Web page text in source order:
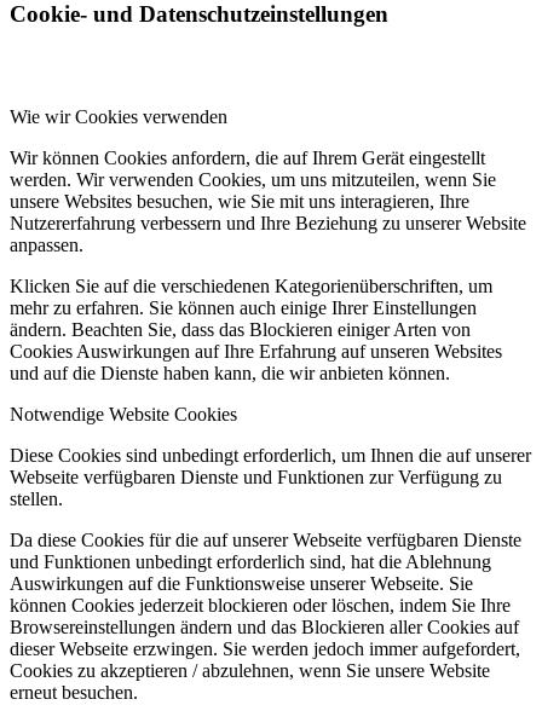
Cookie- und Datenschutzeinstellungen
Wie wir Cookies verwenden
Wir können Cookies anfordern, die auf Ihrem Gerät eingestellt
werden. Wir verwenden Cookies, um uns mitzuteilen, wenn Sie
unsere Websites besuchen, wie Sie mit uns interagieren, Ihre
Nutzererfahrung verbessern und Ihre Beziehung zu unserer Website
anpassen.
Klicken Sie auf die verschiedenen Kategorienüberschriften, um
mehr zu erfahren. Sie können auch einige Ihrer Einstellungen
ändern. Beachten Sie, dass das Blockieren einiger Arten von
Cookies Auswirkungen auf Ihre Erfahrung auf unseren Websites
und auf die Dienste haben kann, die wir anbieten können.
Notwendige Website Cookies
Diese Cookies sind unbedingt erforderlich, um Ihnen die auf unserer
Webseite verfügbaren Dienste und Funktionen zur Verfügung zu
stellen.
Da diese Cookies für die auf unserer Webseite verfügbaren Dienste
und Funktionen unbedingt erforderlich sind, hat die Ablehnung
Auswirkungen auf die Funktionsweise unserer Webseite. Sie
können Cookies jederzeit blockieren oder löschen, indem Sie Ihre
Browsereinstellungen ändern und das Blockieren aller Cookies auf
dieser Webseite erzwingen. Sie werden jedoch immer aufgefordert,
Cookies zu akzeptieren / abzulehnen, wenn Sie unsere Website
erneut besuchen.